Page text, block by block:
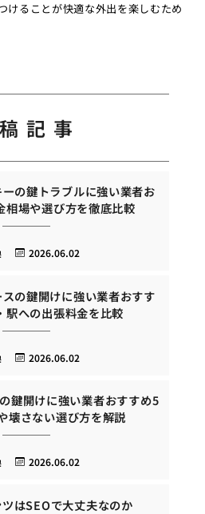
けることが快適な外出を楽しむため
記事
の鍵トラブルに強い業者お
相場や選び方を徹底比較
2026.06.02
の鍵開けに強い業者おすす
駅への出張料金を比較
2026.06.02
鍵開けに強い業者おすすめ5
壊さない選び方を解説
2026.06.02
はSEOで大丈夫なのか